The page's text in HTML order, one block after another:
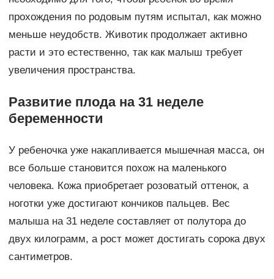
прохождения по родовым путям испытал, как можно
меньше неудобств. Животик продолжает активно
расти и это естественно, так как малыш требует
увеличения пространства.
Развитие плода на 31 неделе
беременности
У ребеночка уже накапливается мышечная масса, он
все больше становится похож на маленького
человека. Кожа приобретает розоватый оттенок, а
ноготки уже достигают кончиков пальцев. Вес
малыша на 31 неделе составляет от полутора до
двух килограмм, а рост может достигать сорока двух
сантиметров.